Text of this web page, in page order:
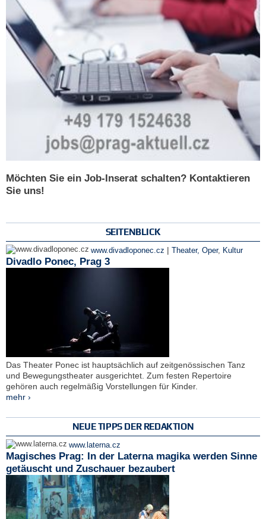
Möchten Sie ein Job-Inserat schalten? Kontaktieren
Sie uns!
SEITENBLICK
www.divadloponec.cz | Theater, Oper, Kultur
Divadlo Ponec, Prag 3
Das Theater Ponec ist hauptsächlich auf zeitgenössischen Tanz
und Bewegungstheater ausgerichtet. Zum festen Repertoire
gehören auch regelmäßig Vorstellungen für Kinder.
mehr ›
NEUE TIPPS DER REDAKTION
www.laterna.cz
Magisches Prag: In der Laterna magika werden Sinne
getäuscht und Zuschauer bezaubert